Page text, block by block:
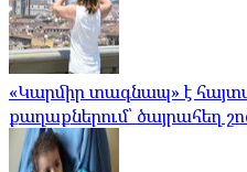
«Կարմիր տագնապ» է
քաղաքներում՝ ծայրահեղ